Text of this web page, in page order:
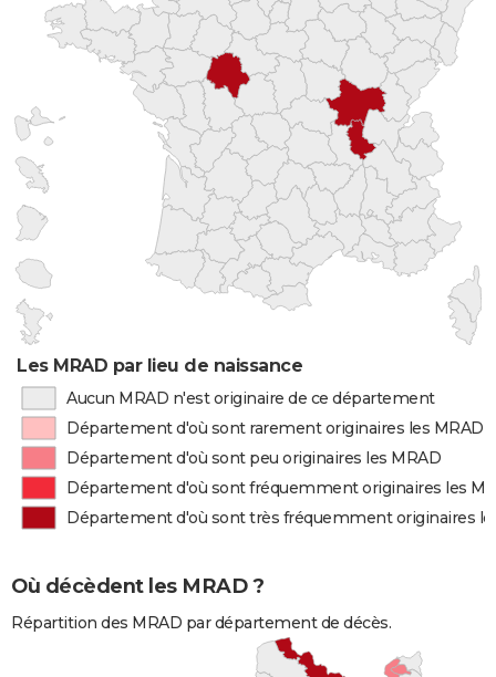
Les MRAD par lieu de naissance
Aucun MRAD n'est originaire de ce département
Département d'où sont rarement originaires les MRAD
Département d'où sont peu originaires les MRAD
Département d'où sont fréquemment originaires les
Département d'où sont très fréquemment originaires
Où décèdent les MRAD ?
Répartition des MRAD par département de décès.